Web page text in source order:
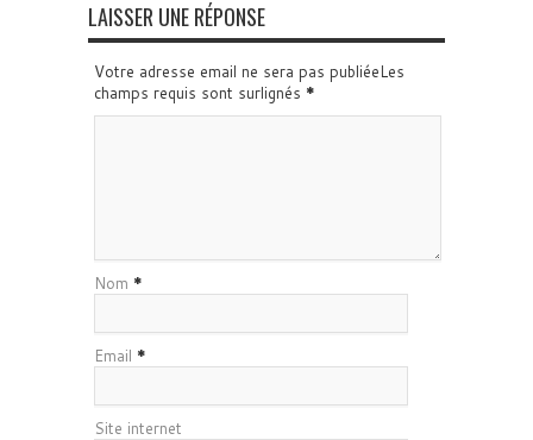
LAISSER UNE RÉPONSE
Votre adresse email ne sera pas publiéeLes
champs requis sont surlignés *
Nom *
Email *
Site internet